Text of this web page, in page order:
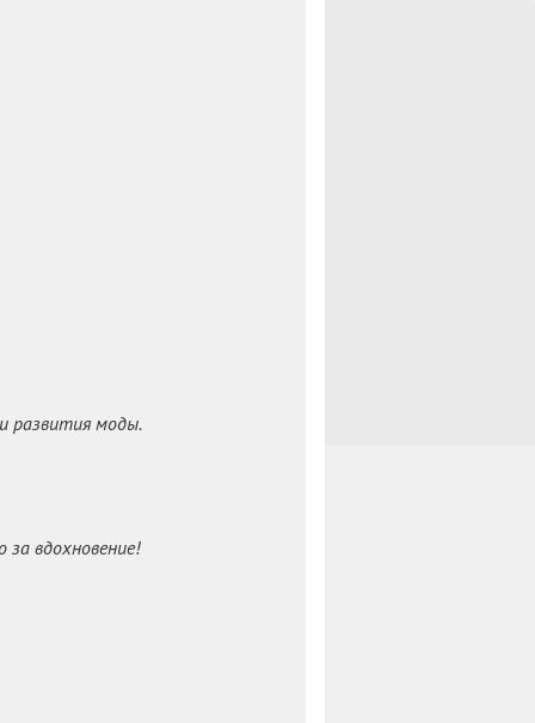
развития моды.
за вдохновение!